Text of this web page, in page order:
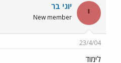
י יוגי בר
New member
23/4/04
לימוד